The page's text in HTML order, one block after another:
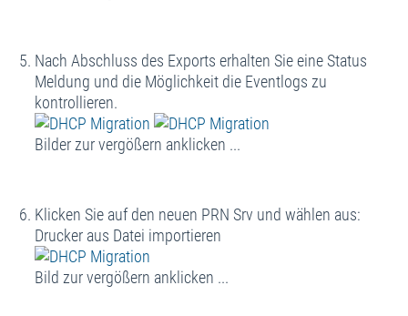
Nach Abschluss des Exports erhalten Sie eine Status
Meldung und die Möglichkeit die Eventlogs zu
kontrollieren.
Bilder zur vergößern anklicken ...
Klicken Sie auf den neuen PRN Srv und wählen aus:
Drucker aus Datei importieren
Bild zur vergößern anklicken ...